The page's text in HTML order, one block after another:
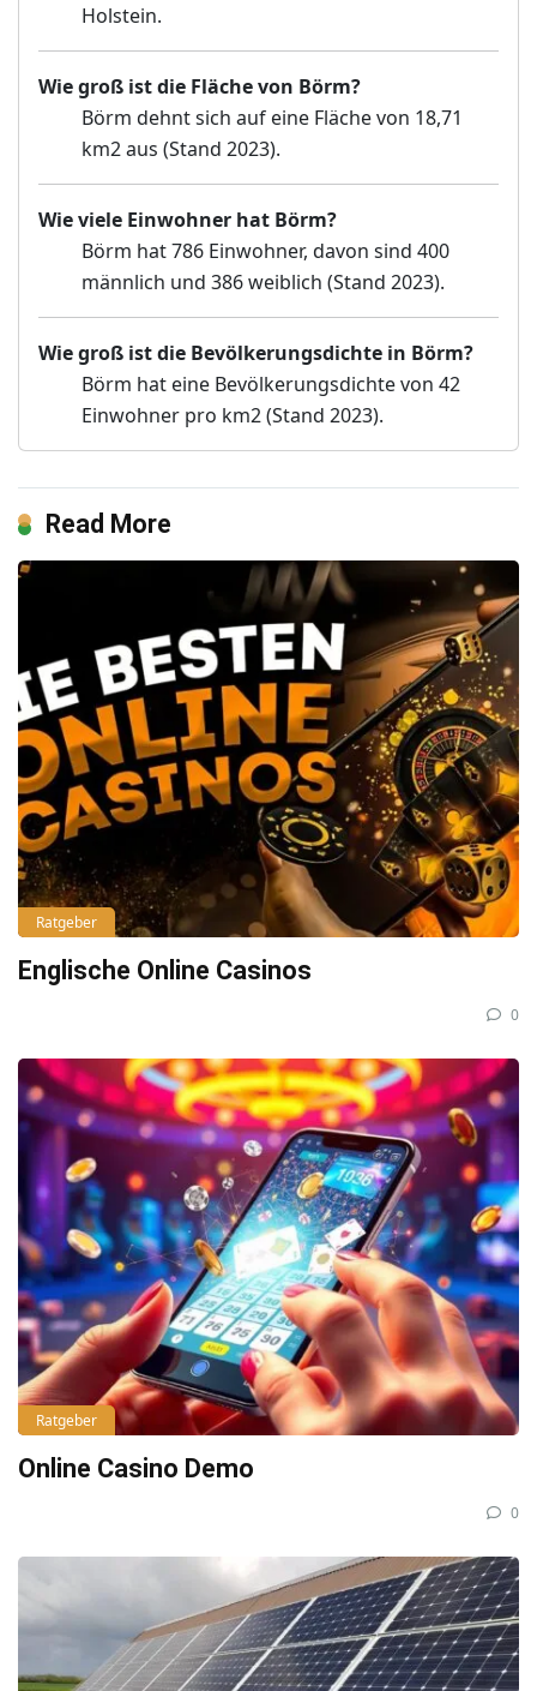
Holstein.
Wie groß ist die Fläche von Börm?
Börm dehnt sich auf eine Fläche von 18,71
km2 aus (Stand 2023).
Wie viele Einwohner hat Börm?
Börm hat 786 Einwohner, davon sind 400
männlich und 386 weiblich (Stand 2023).
Wie groß ist die Bevölkerungsdichte in Börm?
Börm hat eine Bevölkerungsdichte von 42
Einwohner pro km2 (Stand 2023).
Read More
Ratgeber
Englische Online Casinos
0
Ratgeber
Online Casino Demo
0